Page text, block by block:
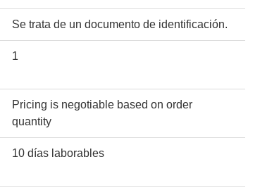
Se trata de un documento de identificación.
1
Pricing is negotiable based on order
quantity
10 días laborables